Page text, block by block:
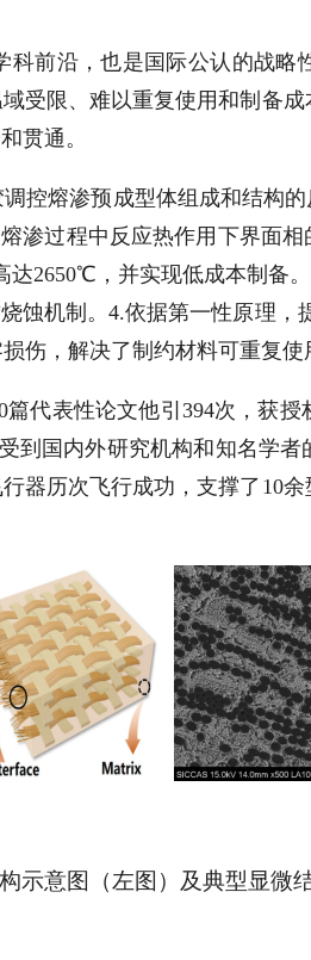
科前沿，也是国际公认的战
受限、难以重复使用和制备
贯通。
控熔渗预成型体组成和结构
渗过程中反应热作用下界面
2650℃，并实现低成本制备
蚀机制。4.依据第一性原理
伤，解决了制约材料可重复使
篇代表性论文他引394次，获
到国内外研究机构和知名学
器历次飞行成功，支撑了10
示意图 （左图 ） 及典型显微